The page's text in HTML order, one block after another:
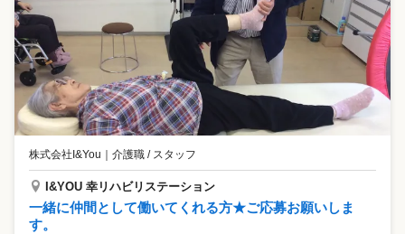
株式会社I&You 介護職 / スタッフ
I&YOU 幸リハビリステーション
一緒に仲間として働いてくれる方★ご応募お願いしま
す。